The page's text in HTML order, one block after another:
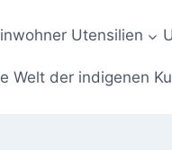
Utensilien
Welt der indigenen